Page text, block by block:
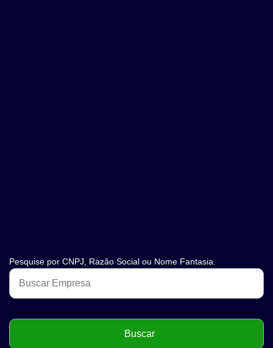
Pesquise por CNPJ, Razão Social ou Nome Fantasia.